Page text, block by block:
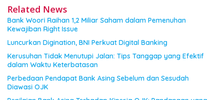
Related News
Bank Woori Raihan 1,2 Miliar Saham dalam Pemenuhan
Kewajiban Right Issue
Luncurkan Digination, BNI Perkuat Digital Banking
Kerusuhan Tidak Menutupi Jalan: Tips Tanggap yang Efektif
dalam Waktu Keterbatasan
Perbedaan Pendapat Bank Asing Sebelum dan Sesudah
Diawasi OJK